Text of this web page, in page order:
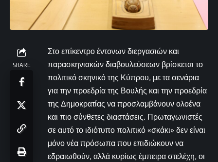
SHARE
Στο επίκεντρο έντονων διεργασιών και
παρασκηνιακών διαβουλεύσεων βρίσκεται το
πολιτικό σκηνικό της Κύπρου, με τα σενάρια
για την προεδρία της Βουλής και την προεδρία
της Δημοκρατίας να προσλαμβάνουν ολοένα
και πιο σύνθετες διαστάσεις. Πρωταγωνιστές
σε αυτό το ιδιότυπο πολιτικό «σκάκι» δεν είναι
μόνο νέα πρόσωπα που επιδιώκουν να
εδραιωθούν, αλλά κυρίως έμπειρα στελέχη, οι